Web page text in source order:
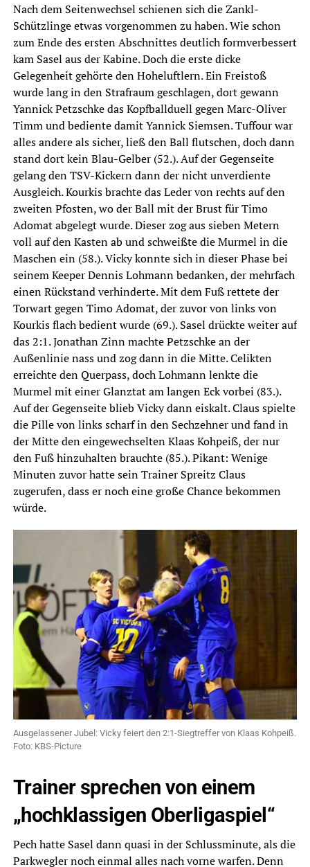
Nach dem Seitenwechsel schienen sich die Zankl-
Schützlinge etwas vorgenommen zu haben. Wie schon
zum Ende des ersten Abschnittes deutlich formverbessert
kam Sasel aus der Kabine. Doch die erste dicke
Gelegenheit gehörte den Hoheluftlern. Ein Freistoß
wurde lang in den Strafraum geschlagen, dort gewann
Yannick Petzschke das Kopfballduell gegen Marc-Oliver
Timm und bediente damit Yannick Siemsen. Tuffour war
alles andere als sicher, ließ den Ball flutschen, doch dann
stand dort kein Blau-Gelber (52.). Auf der Gegenseite
gelang den TSV-Kickern dann der nicht unverdiente
Ausgleich. Kourkis brachte das Leder von rechts auf den
zweiten Pfosten, wo der Ball mit der Brust für Timo
Adomat abgelegt wurde. Dieser zog aus sieben Metern
voll auf den Kasten ab und schweißte die Murmel in die
Maschen ein (58.). Vicky konnte sich in dieser Phase bei
seinem Keeper Dennis Lohmann bedanken, der mehrfach
einen Rückstand verhinderte. Mit dem Fuß rettete der
Torwart gegen Timo Adomat, der zuvor von links von
Kourkis flach bedient wurde (69.). Sasel drückte weiter auf
das 2:1. Jonathan Zinn machte Petzschke an der
Außenlinie nass und zog dann in die Mitte. Celikten
erreichte den Querpass, doch Lohmann lenkte die
Murmel mit einer Glanztat am langen Eck vorbei (83.).
Auf der Gegenseite blieb Vicky dann eiskalt. Claus spielte
die Pille von links scharf in den Sechzehner und fand in
der Mitte den eingewechselten Klaas Kohpeiß, der nur
den Fuß hinzuhalten brauchte (85.). Pikant: Wenige
Minuten zuvor hatte sein Trainer Spreitz Claus
zugerufen, dass er noch eine große Chance bekommen
würde.
Ausgelassener Jubel: Vicky feiert den 2:1-Siegtreffer von Klaas Kohpeiß.
Foto: KBS-Picture
Trainer sprechen von einem
„hochklassigen Oberligaspiel“
Pech hatte Sasel dann quasi in der Schlussminute, als die
Parkwegler noch einmal alles nach vorne warfen. Denn